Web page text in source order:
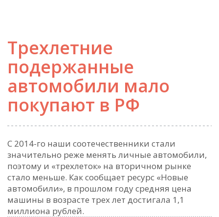
Трехлетние
подержанные
автомобили мало
покупают в РФ
С 2014-го наши соотечественники стали
значительно реже менять личные автомобили,
поэтому и «трехлеток» на вторичном рынке
стало меньше. Как сообщает ресурс «Новые
автомобили», в прошлом году средняя цена
машины в возрасте трех лет достигала 1,1
миллиона рублей.